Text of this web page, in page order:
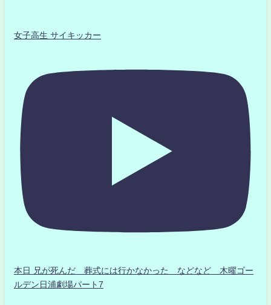
女子高生 サイキッカー
本日 兄が死んだ 葬式には行かなかった などなど 木曜ゴー
ルデン日浦劇場パート7